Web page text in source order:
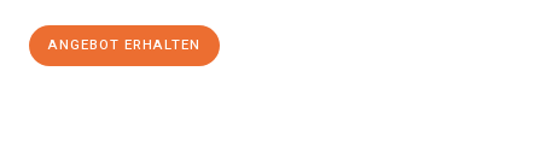
ANGEBOT ERHALTEN